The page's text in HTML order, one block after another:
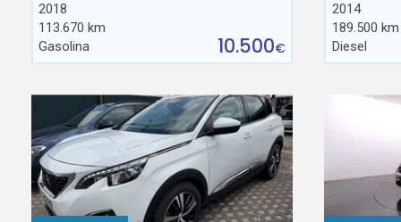
2018
113.670 km
Gasolina
10.500€
2014
189.500 km
Diesel